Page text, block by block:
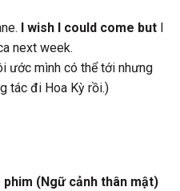
I wish I could come but
next week.
ước mình có thể tới nhưng
tác đi Hoa Kỳ rồi.)
(Ngữ cảnh thân mật)